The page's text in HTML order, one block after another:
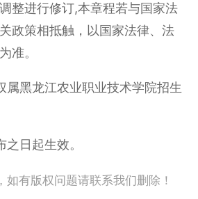
整进行修订,本章程若与国家法
政策相抵触，以国家法律、法
准。
属黑龙江农业职业技术学院招生
之日起生效。
如有版权问题请联系我们删除！